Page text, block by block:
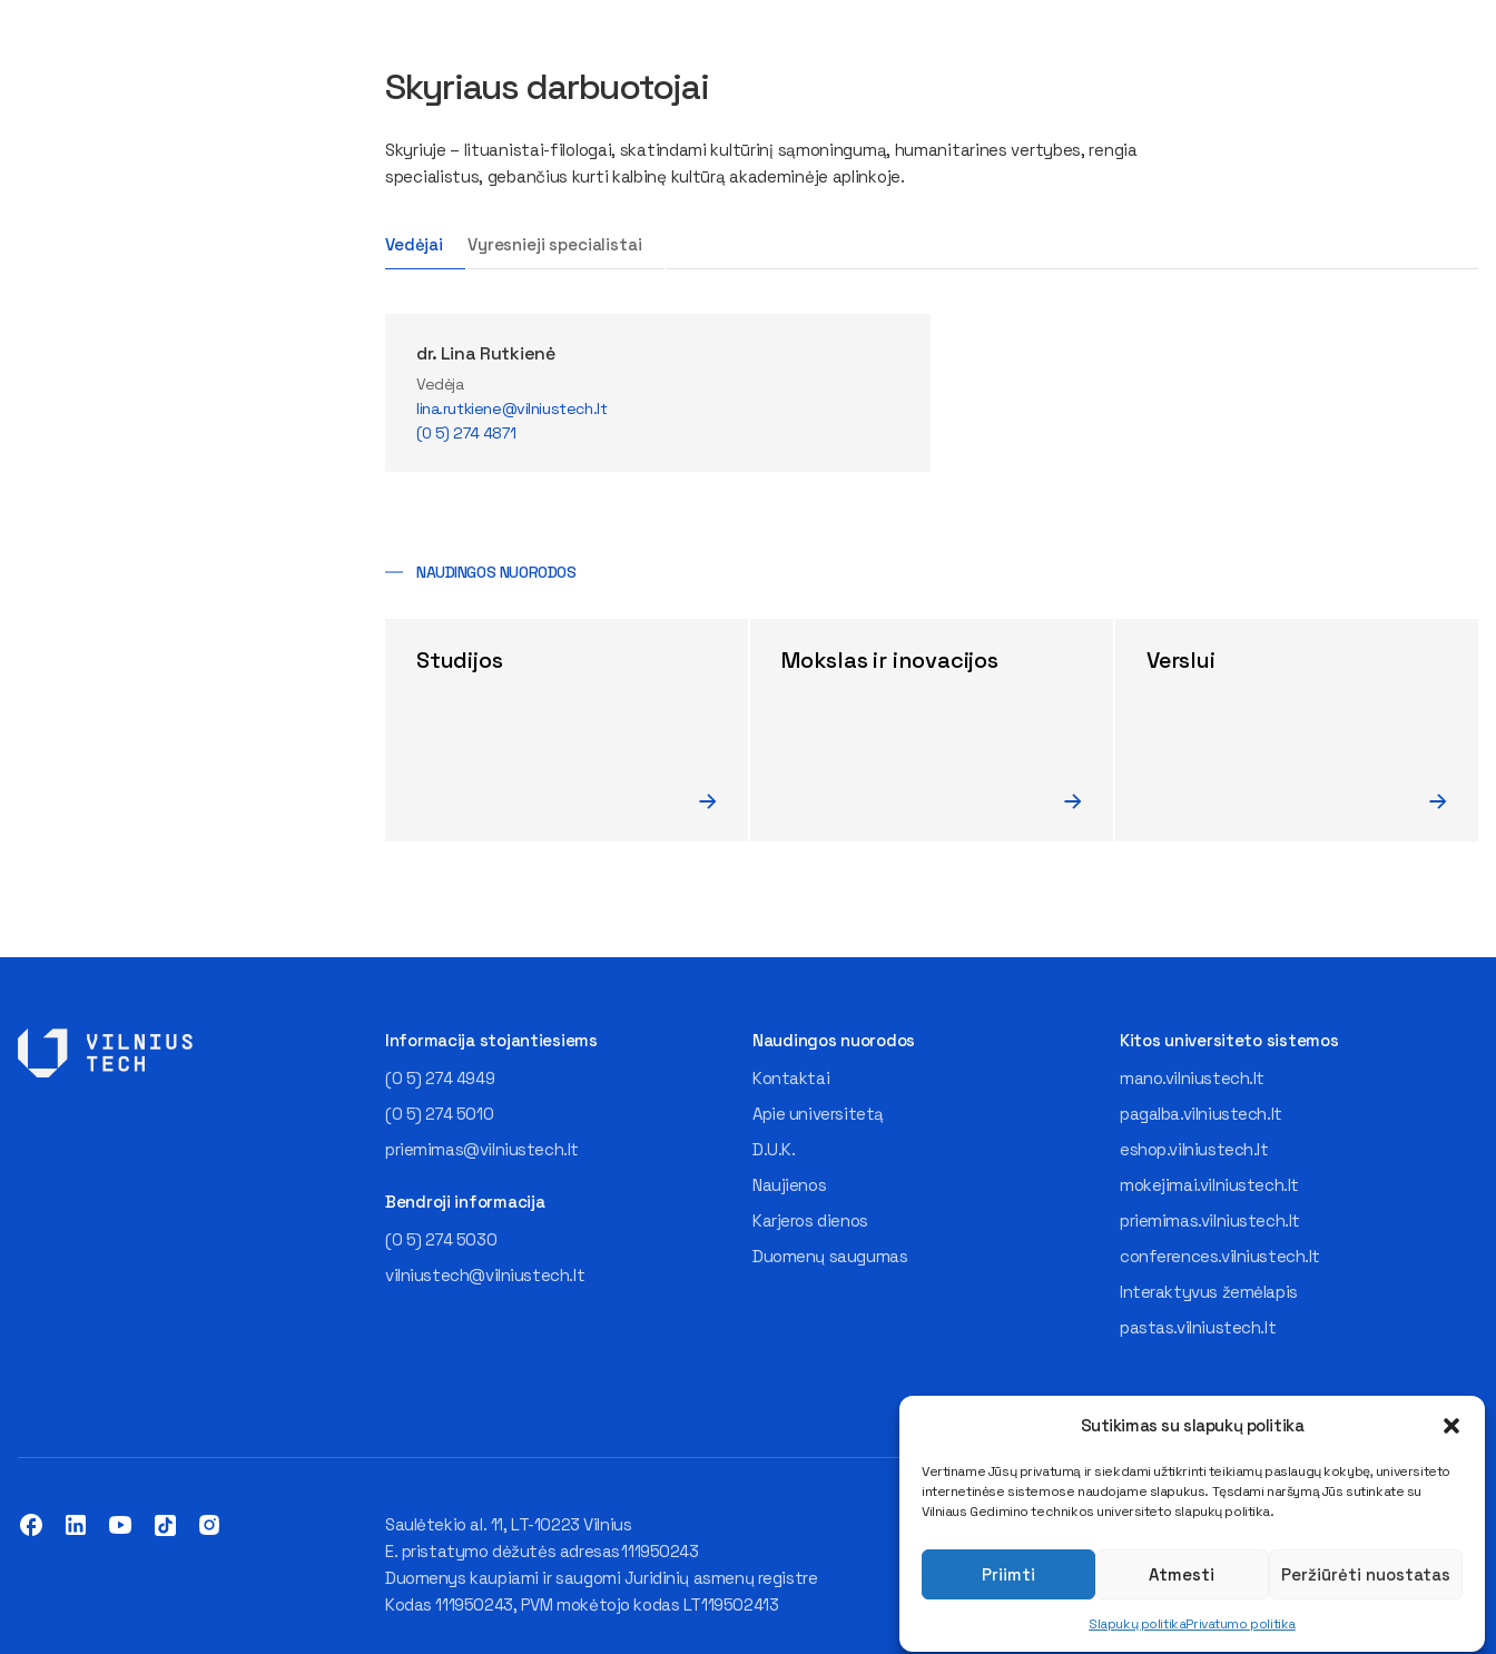
Sutikimas su slapukų politika
Vertiname Jūsų privatumą ir siekdami užtikrinti teikiamų paslaugų kokybę, universiteto
internetinėse sistemose naudojame slapukus. Tęsdami naršymą Jūs sutinkate su
Vilniaus Gedimino technikos universiteto slapukų politika.
Priimti Atmesti Peržiūrėti nuostatas
Slapukų politikaPrivatumo politika
Skyriaus darbuotojai
Skyriuje – lituanistai-filologai, skatindami kultūrinį sąmoningumą, humanitarines vertybes, rengia
specialistus, gebančius kurti kalbinę kultūrą akademinėje aplinkoje.
Vedėjai Vyresnieji specialistai
dr. Lina Rutkienė
Vedėja
lina.rutkiene@vilniustech.lt
(0 5) 274 4871
NAUDINGOS NUORODOS
Studijos Mokslas ir inovacijos Verslui
Informacija stojantiesiems
(0 5) 274 4949
(0 5) 274 5010
priemimas@vilniustech.lt
Bendroji informacija
(0 5) 274 5030
vilniustech@vilniustech.lt
Naudingos nuorodos
Kontaktai
Apie universitetą
D.U.K.
Naujienos
Karjeros dienos
Duomenų saugumas
Kitos universiteto sistemos
mano.vilniustech.lt
pagalba.vilniustech.lt
eshop.vilniustech.lt
mokejimai.vilniustech.lt
priemimas.vilniustech.lt
conferences.vilniustech.lt
Interaktyvus žemėlapis
pastas.vilniustech.lt
Saulėtekio al. 11, LT-10223 Vilnius
E. pristatymo dėžutės adresas 111950243
Duomenys kaupiami ir saugomi Juridinių asmenų registre
Kodas 111950243, PVM mokėtojo kodas LT119502413